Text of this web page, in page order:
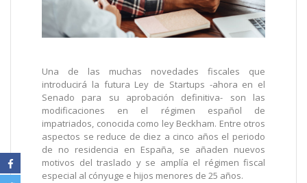
Una de las muchas novedades fiscales que
introducirá la futura Ley de Startups -ahora en el
Senado para su aprobación definitiva- son las
modificaciones en el régimen español de
impatriados, conocida como ley Beckham. Entre otros
aspectos se reduce de diez a cinco años el periodo
de no residencia en España, se añaden nuevos
motivos del traslado y se amplía el régimen fiscal
especial al cónyuge e hijos menores de 25 años.